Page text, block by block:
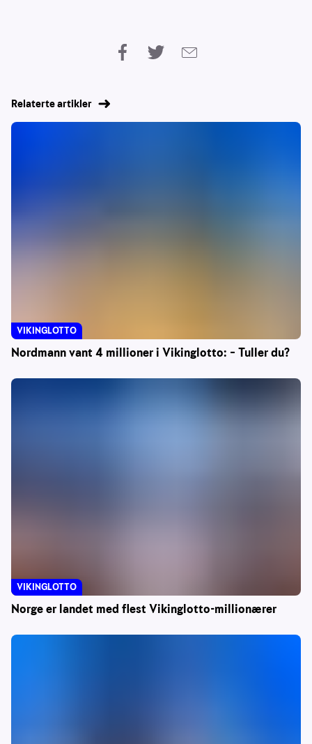
Relaterte artikler
Nordmann vant 4 millioner i Vikinglotto: – Tuller du?
VIKINGLOTTO
Norge er landet med flest Vikinglotto-millionærer
VIKINGLOTTO